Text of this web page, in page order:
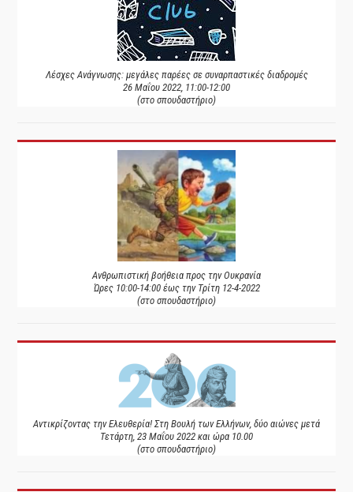
Λέσχες Ανάγνωσης: μεγάλες παρέες σε συναρπαστικές διαδρομές
26 Μαΐου 2022, 11:00-12:00
(στο σπουδαστήριο)
Ανθρωπιστική βοήθεια προς την Ουκρανία
Ώρες 10:00-14:00 έως την Τρίτη 12-4-2022
(στο σπουδαστήριο)
Αντικρίζοντας την Ελευθερία! Στη Βουλή των Ελλήνων, δύο αιώνες μετά
Τετάρτη, 23 Μαΐου 2022 και ώρα 10.00
(στο σπουδαστήριο)